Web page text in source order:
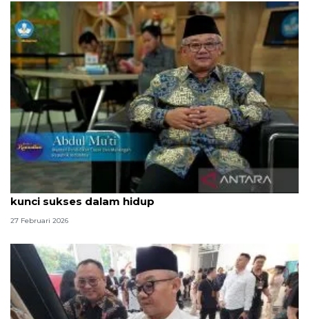
Mendikdasmen bagikan refleksi Ramadhan, sabar
kunci sukses dalam hidup
27 Februari 2026